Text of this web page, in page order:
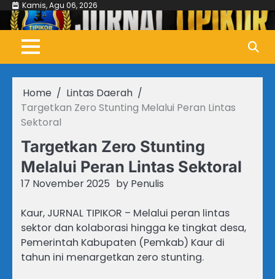
Skip
content
Kamis, Agu 06, 2026
Home
Lintas Daerah
Targetkan Zero Stunting Melalui Peran Lintas
Sektoral
Targetkan Zero Stunting
Melalui Peran Lintas Sektoral
17 November 2025 by Penulis
Kaur, JURNAL TIPIKOR – Melalui peran lintas
sektor dan kolaborasi hingga ke tingkat desa,
Pemerintah Kabupaten (Pemkab) Kaur di
tahun ini menargetkan zero stunting.